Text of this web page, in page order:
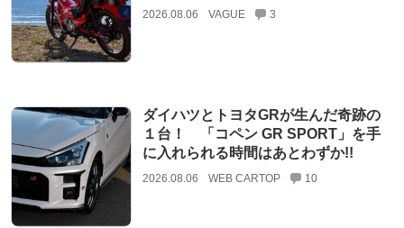
2026.08.06 VAGUE 3
ダイハツとトヨタGRが生んだ奇跡の
１台！ 「コペン GR SPORT」を手
に入れられる時間はあとわずか!!
2026.08.06 WEB CARTOP 10